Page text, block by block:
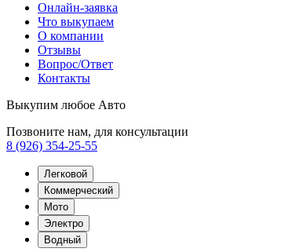
Онлайн-заявка
Что выкупаем
О компании
Отзывы
Вопрос/Ответ
Контакты
Выкупим любое Авто
Позвоните нам, для консультации
8 (926) 354-25-55
Легковой
Коммерческий
Мото
Электро
Водный